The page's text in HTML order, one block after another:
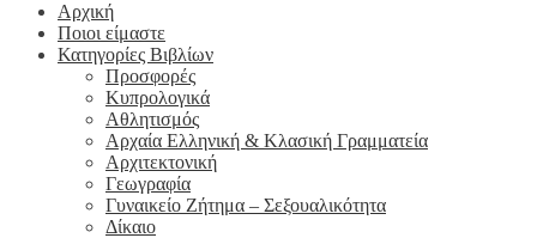
Αρχική
Ποιοι είμαστε
Κατηγορίες Βιβλίων
Προσφορές
Κυπρολογικά
Αθλητισμός
Αρχαία Ελληνική & Κλασική Γραμματεία
Αρχιτεκτονική
Γεωγραφία
Γυναικείο Ζήτημα – Σεξουαλικότητα
Δίκαιο